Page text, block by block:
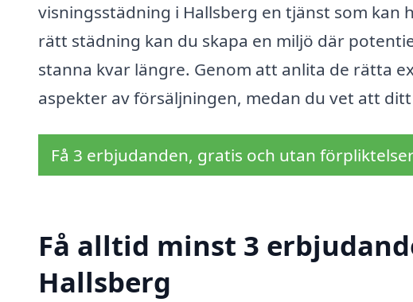
visningsstädning i Hallsberg en tjänst som
rätt städning kan du skapa en miljö där
stanna kvar längre. Genom att anlita de rätta
aspekter av försäljningen, medan du vet att
Få 3 erbjudanden, gratis och utan
Få alltid minst 3
Hallsberg